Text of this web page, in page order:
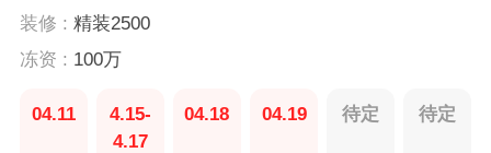
装修 : 精装2500
冻资 : 100万
04.11
4.15-
4.17
04.18 04.19 待定 待定